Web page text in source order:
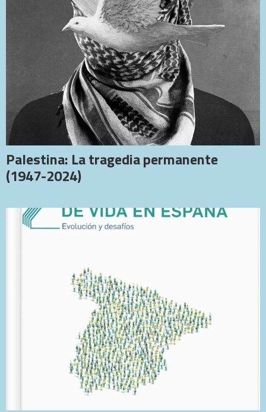
Palestina: La tragedia permanente
(1947-2024)